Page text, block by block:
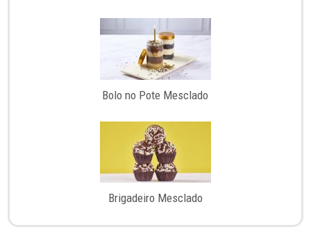
Bolo no Pote Mesclado
Brigadeiro Mesclado